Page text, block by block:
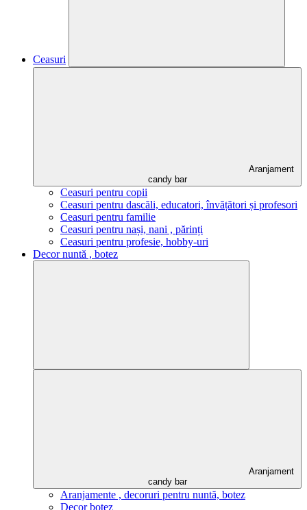
Ceasuri
Aranjament
candy bar
Ceasuri pentru copii
Ceasuri pentru dascăli, educatori, învățători și profesori
Ceasuri pentru familie
Ceasuri pentru nași, nani , părinți
Ceasuri pentru profesie, hobby-uri
Decor nuntă , botez
Aranjament
candy bar
Aranjamente , decoruri pentru nuntă, botez
Decor botez